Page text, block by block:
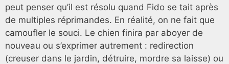
peut penser qu’il est résolu quand Fido se tait après
de multiples réprimandes. En réalité, on ne fait que
camoufler le souci. Le chien finira par aboyer de
nouveau ou s’exprimer autrement : redirection
(creuser dans le jardin, détruire, mordre sa laisse) ou